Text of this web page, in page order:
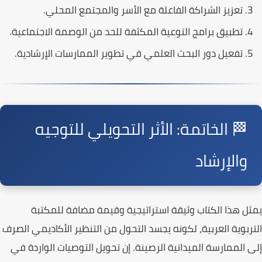
تعزيز الشراكة الفاعلة مع الأسر والمجتمع المحلي.
تطبيق برامج التوعية المكثفة للحد من الوصمة الاجتماعية.
تفعيل دور البحث العلمي في تطوير الممارسات الإرشادية.
🏁 الخاتمة: الأثر التحويلي للتوجيه
والإرشاد
يمثل هذاالكتابوثيقة استراتيجية وقيمة مضافة للمكتبة
التربوية العربية، لكونه يجسد التحول من التنظير الأكاديمي الصرف
إلى الممارسة الميدانية الرصينة. إن تحويل التوصيات الواردة في